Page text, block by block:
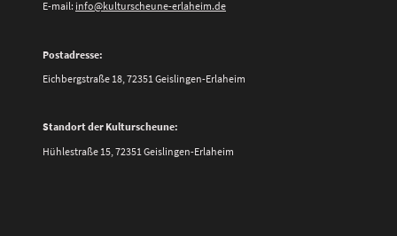
E-mail: info@kulturscheune-erlaheim.de
Postadresse:
Eichbergstraße 18, 72351 Geislingen-Erlaheim
Standort der Kulturscheune:
Hühlestraße 15, 72351 Geislingen-Erlaheim